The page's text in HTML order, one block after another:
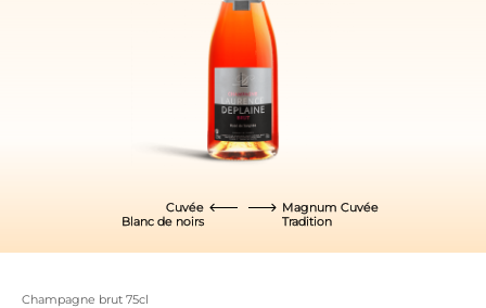
Cuvée
Blanc de noirs
Magnum Cuvée
Tradition
Champagne brut 75cl